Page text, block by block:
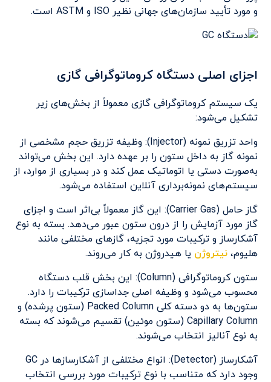
و مورد تأیید سازمان‌های جهانی نظیر ISO و ASTM است.
اجزای اصلی دستگاه کروماتوگرافی گازی
یک سیستم کروماتوگرافی گازی معمولاً از بخش‌های زیر
تشکیل می‌شود:
واحد تزریق نمونه (Injector): وظیفه تزریق حجم مشخصی از
نمونه گاز به داخل ستون را بر عهده دارد. این بخش می‌تواند
به‌صورت دستی یا اتوماتیک عمل کند و در بسیاری از موارد، از
سیستم‌های نمونه‌برداری آنلاین استفاده می‌شود.
گاز حامل (Carrier Gas): این گاز معمولاً بی‌اثر است و اجزای
گاز مورد آزمایش را از درون ستون عبور می‌دهد. بسته به نوع
آشکارساز و ترکیبات مورد تجزیه، گازهای مختلفی مانند
هلیوم،نیتروژن یا هیدروژن به کار می‌روند.
ستون کروماتوگرافی (Column): این بخش قلب دستگاه
محسوب می‌شود و وظیفه اصلی جداسازی ترکیبات را دارد.
ستون‌ها به دو دسته کلی Packed Column (ستون پرشده) و
Capillary Column (ستون موئین) تقسیم می‌شوند که بسته
به نوع آنالیز انتخاب می‌شوند.
آشکارساز (Detector): انواع مختلفی از آشکارسازها در GC
وجود دارد که متناسب با نوع ترکیبات مورد بررسی انتخاب